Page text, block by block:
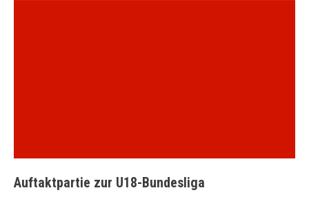
Auftaktpartie zur U18-Bundesliga